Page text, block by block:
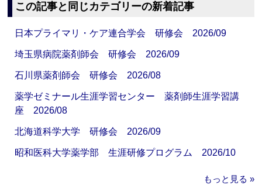
この記事と同じカテゴリーの新着記事
日本プライマリ・ケア連合学会 研修会 2026/09
埼玉県病院薬剤師会 研修会 2026/09
石川県薬剤師会 研修会 2026/08
薬学ゼミナール生涯学習センター 薬剤師生涯学習講
座 2026/08
北海道科学大学 研修会 2026/09
昭和医科大学薬学部 生涯研修プログラム 2026/10
もっと見る »